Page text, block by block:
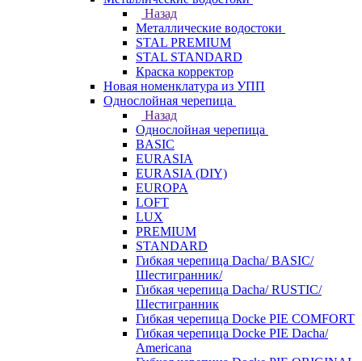
Назад
Металлические водостоки
STAL PREMIUM
STAL STANDARD
Краска корректор
Новая номенклатура из УПП
Однослойная черепица
Назад
Однослойная черепица
BASIC
EURASIA
EURASIA (DIY)
EUROPA
LOFT
LUX
PREMIUM
STANDARD
Гибкая черепица Dacha/ BASIC/
Шестигранник/
Гибкая черепица Dacha/ RUSTIC/
Шестигранник
Гибкая черепица Docke PIE COMFORT
Гибкая черепица Docke PIE Dacha/
Americana